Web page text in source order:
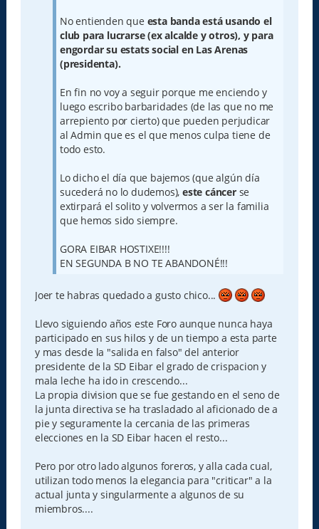
No entienden que esta bandaestá usando el
club para lucrarse (ex alcalde y otros), y para
engordar su estats social en Las Arenas
(presidenta).
En fin no voy a seguir porque me enciendo y
luego escribo barbaridades (de las que no me
arrepiento por cierto) que pueden perjudicar
al Admin que es el que menos culpa tiene de
todo esto.
Lo dicho el día que bajemos (que algún día
sucederá no lo dudemos), este cáncer se
extirpará el solito y volvermos a ser la familia
que hemos sido siempre.
GORA EIBAR HOSTIXE!!!!
EN SEGUNDA B NO TE ABANDONÉ!!!
Joer te habras quedado a gusto chico...
Llevo siguiendo años este Foro aunque nunca haya
participado en sus hilos y de un tiempo a esta parte
y mas desde la "salida en falso" del anterior
presidente de la SD Eibar el grado de crispacion y
mala leche ha ido in crescendo...
La propia division que se fue gestando en el seno de
la junta directiva se ha trasladado al aficionado de a
pie y seguramente la cercania de las primeras
elecciones en la SD Eibar hacen el resto...
Pero por otro lado algunos foreros, y alla cada cual,
utilizan todo menos la elegancia para "criticar" a la
actual junta y singularmente a algunos de su
miembros....